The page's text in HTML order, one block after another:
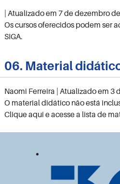
| Atualizado em 7 de dezembro
Os cursos oferecidos podem ser
SIGA.
06. Material
Naomi Ferreira | Atualizado em 3
O material didático não está
Clique aqui e acesse a lista de